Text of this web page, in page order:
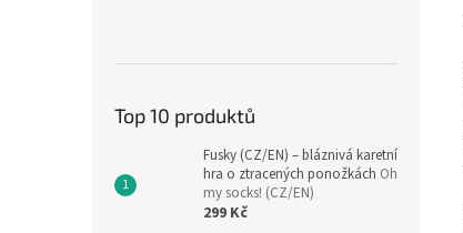
Top 10 produktů
Fusky (CZ/EN) – bláznivá karetní
hra o ztracených ponožkách Oh
my socks! (CZ/EN)
299 Kč